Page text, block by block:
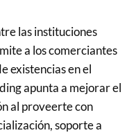
las instituciones
a los comerciantes
existenciasen el
apunta a mejorar el
al proveerte con
soporte a